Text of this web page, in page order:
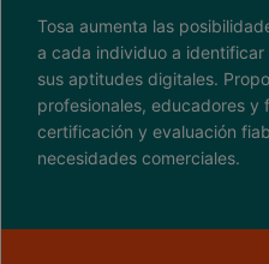
Tosa aumenta las
a cada individuo a
sus aptitudes digitales.
profesionales, educadores y
certificación y evaluación
necesidades comerciales.